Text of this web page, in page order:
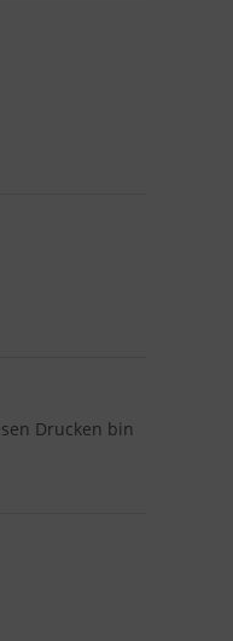
Drucken bin